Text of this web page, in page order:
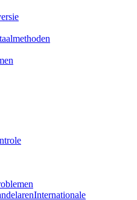
Internationale